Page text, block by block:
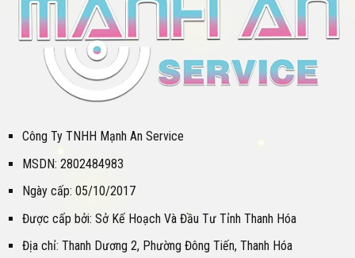
Công Ty TNHH Mạnh An Service
MSDN: 2802484983
Ngày cấp: 05/10/2017
Được cấp bởi: Sở Kế Hoạch Và Đầu Tư Tỉnh Thanh Hóa
Địa chỉ: Thanh Dương 2, Phường Đông Tiến, Thanh Hóa